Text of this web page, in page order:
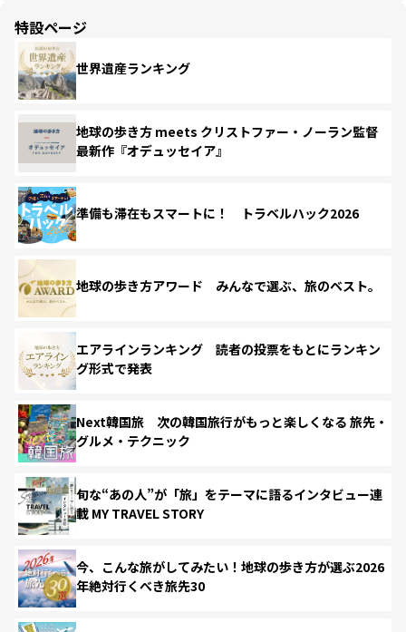
特設ページ
世界遺産ランキング
地球の歩き方 meets クリストファー・ノーラン監督
最新作『オデュッセイア』
準備も滞在もスマートに！ トラベルハック2026
地球の歩き方アワード みんなで選ぶ、旅のベスト。
エアラインランキング 読者の投票をもとにランキン
グ形式で発表
Next韓国旅 次の韓国旅行がもっと楽しくなる 旅先・
グルメ・テクニック
旬な“あの人”が「旅」をテーマに語るインタビュー連
載 MY TRAVEL STORY
今、こんな旅がしてみたい！地球の歩き方が選ぶ2026
年絶対行くべき旅先30